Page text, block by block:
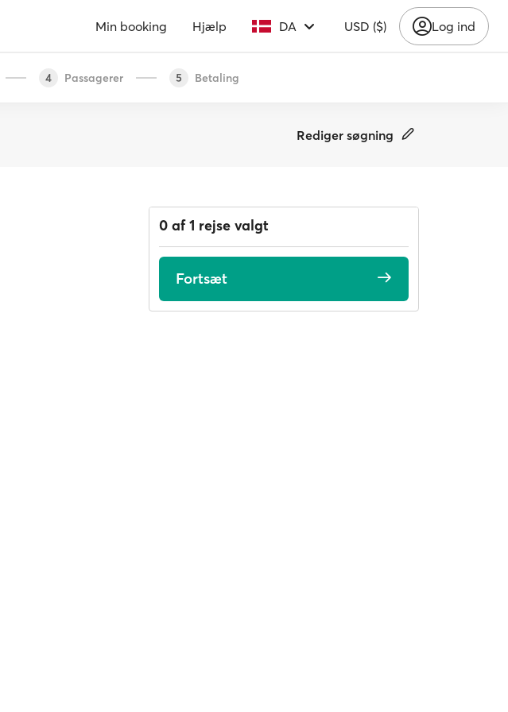
Min booking Hjælp DA USD ($) Log ind
4 Passagerer 5 Betaling
Rediger søgning
0 af 1 rejse valgt
Fortsæt